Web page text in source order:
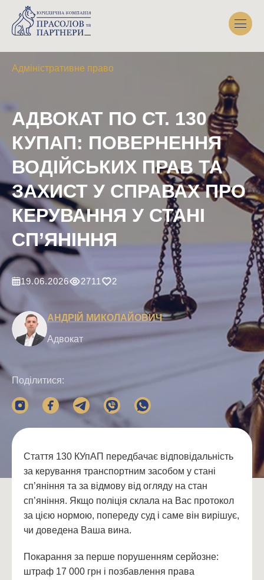
Адміністративне право
АДВОКАТ ПО СТ. 130
КУПАП: ПОВЕРНЕННЯ
ВОДІЙСЬКИХ ПРАВ ТА
ЗАХИСТ У СПРАВАХ ПРО
КЕРУВАННЯ У СТАНІ
СП’ЯНІННЯ
19.06.2026 2711 2
АНДРІЙ МИКОЛАЙОВИЧ
Адвокат
Поділитися:
Стаття 130 КУпАП передбачає відповідальність
за керування транспортним засобом у стані
сп’яніння та за відмову від огляду на стан
сп’яніння. Якщо поліція склала на Вас протокол
за цією нормою, попереду суд і саме він вирішує,
чи доведена Ваша вина.
Покарання за перше порушенням серйозне:
штраф 17 000 грн і позбавлення права